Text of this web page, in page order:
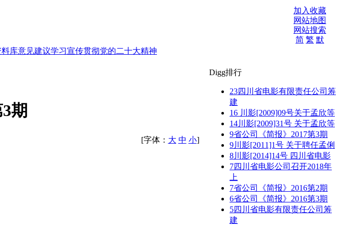
加入收藏
网站地图
网站搜索
简 繁 默
料库意见建议学习宣传贯彻党的二十大精神
期
[字体： 大 中 小]
Digg排行
23四川省电影有限责任公司筹
建
16 川影[2009]09号关于孟欣等
14川影[2009]31号 关于孟欣等
9省公司《简报》2017第3期
9川影[2011]1号 关于聘任孟俐
8川影[2014]14号 四川省电影
7四川省电影公司召开2018年
上
7省公司《简报》2016第2期
6省公司《简报》2016第3期
5四川省电影有限责任公司筹
建